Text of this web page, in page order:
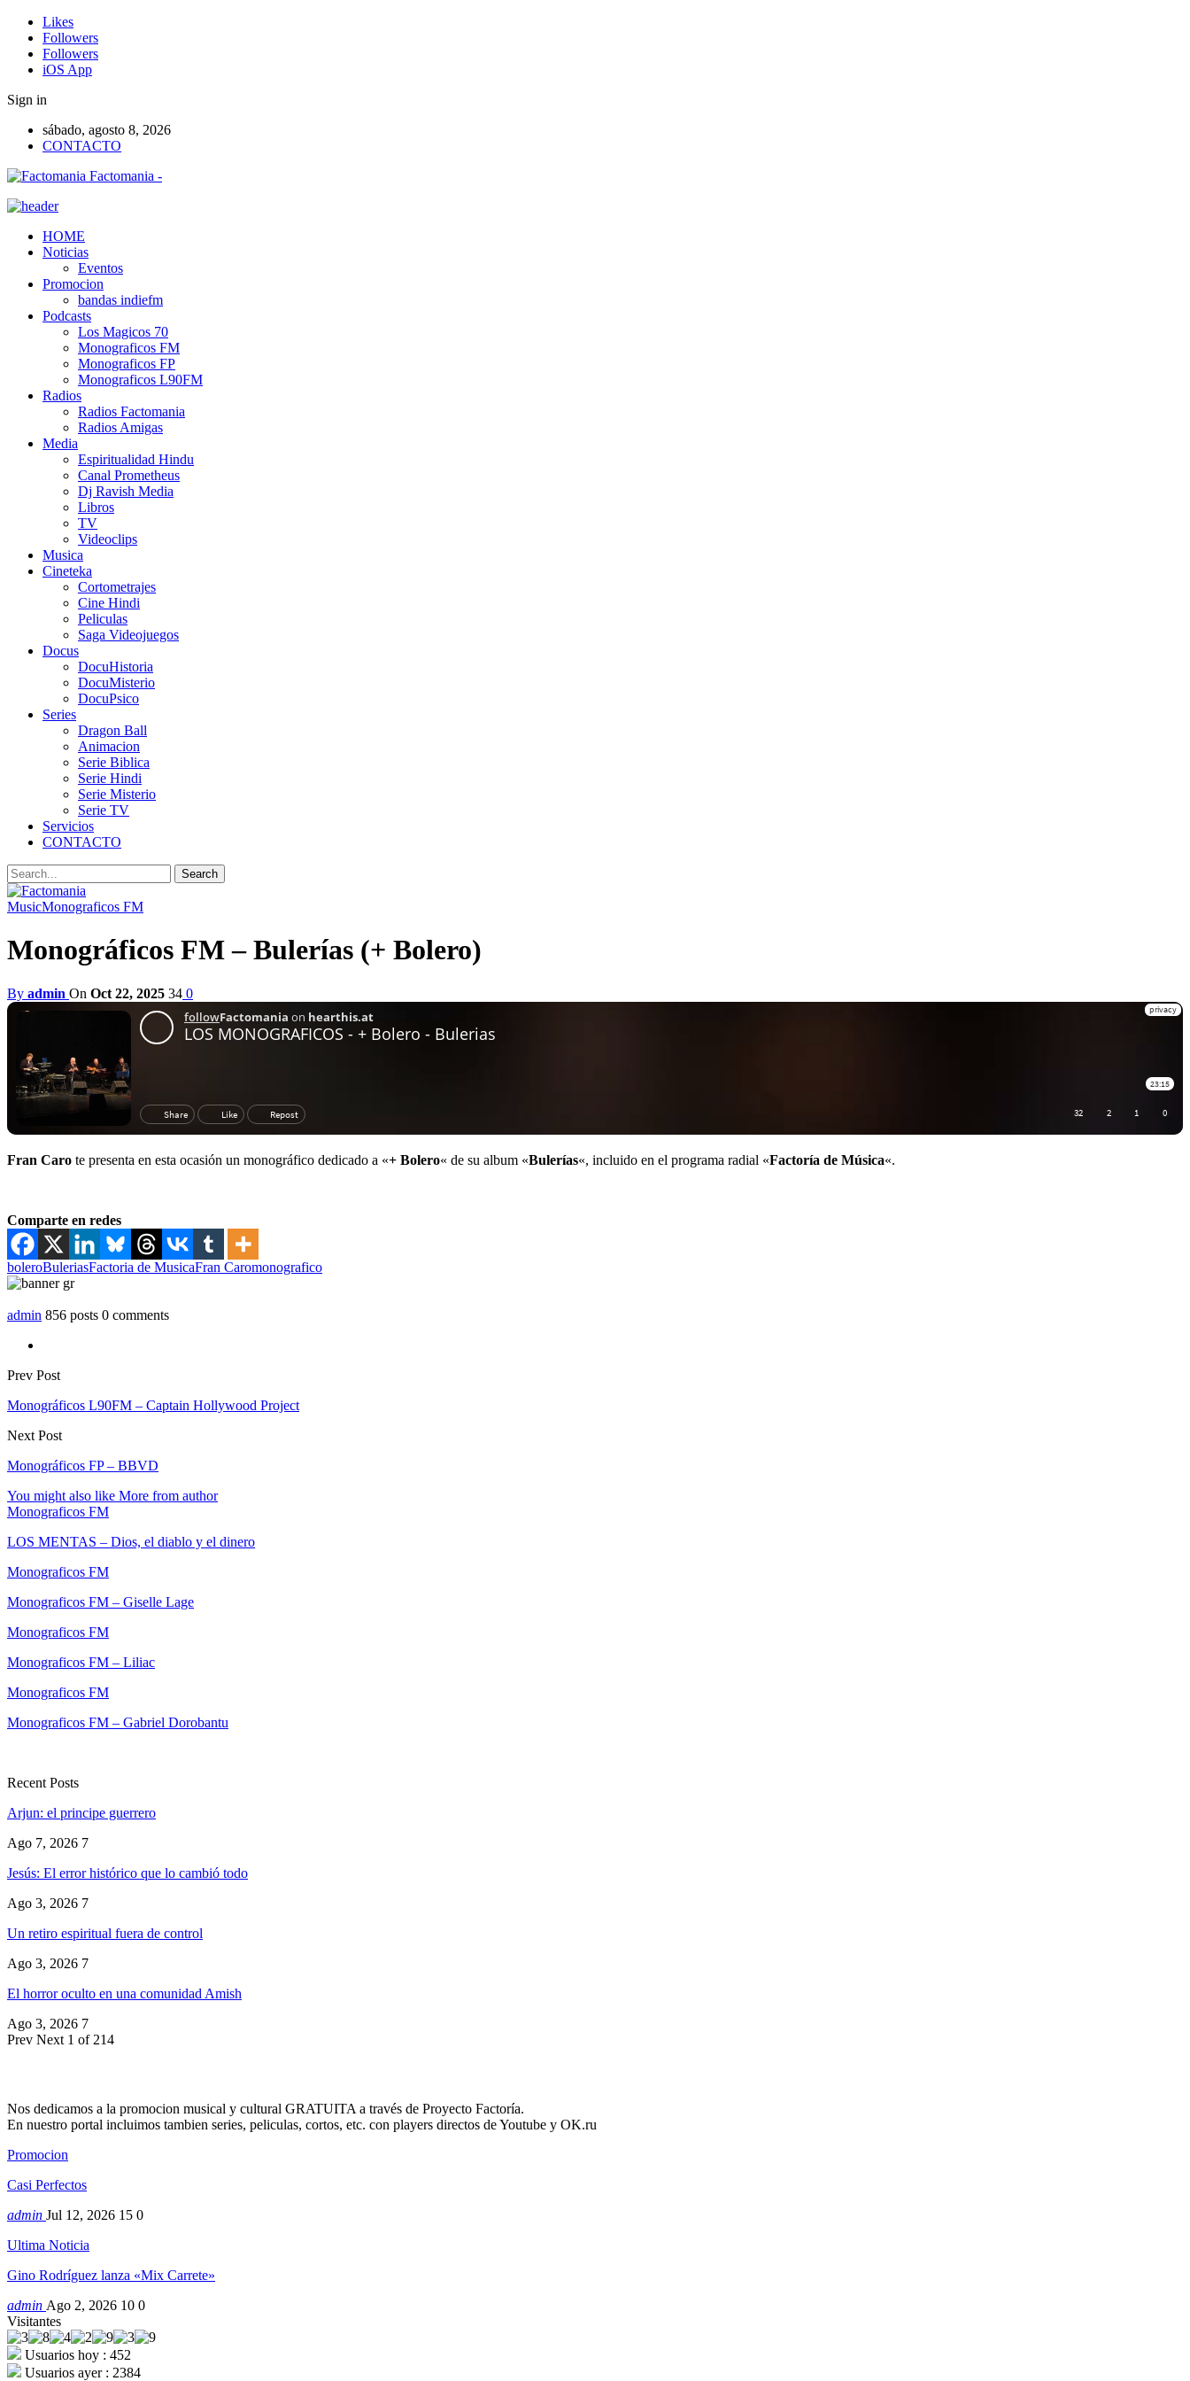
Likes
Followers
Followers
iOS App
Sign in
sábado, agosto 8, 2026
CONTACTO
Factomania -
HOME
Noticias
Eventos
Promocion
bandas indiefm
Podcasts
Los Magicos 70
Monograficos FM
Monograficos FP
Monograficos L90FM
Radios
Radios Factomania
Radios Amigas
Media
Espiritualidad Hindu
Canal Prometheus
Dj Ravish Media
Libros
TV
Videoclips
Musica
Cineteka
Cortometrajes
Cine Hindi
Peliculas
Saga Videojuegos
Docus
DocuHistoria
DocuMisterio
DocuPsico
Series
Dragon Ball
Animacion
Serie Biblica
Serie Hindi
Serie Misterio
Serie TV
Servicios
CONTACTO
MusicMonograficos FM
Monográficos FM – Bulerías (+ Bolero)
By admin On Oct 22, 2025 34 0
Fran Caro te presenta en esta ocasión un monográfico dedicado a «+ Bolero« de su album «Bulerías«, incluido en el programa radial «Factoría de Música«.
Comparte en redes
boleroBuleriasFactoria de MusicaFran Caromonografico
admin 856 posts 0 comments
Prev Post
Monográficos L90FM – Captain Hollywood Project
Next Post
Monográficos FP – BBVD
You might also like More from author
Monograficos FM
LOS MENTAS – Dios, el diablo y el dinero
Monograficos FM
Monograficos FM – Giselle Lage
Monograficos FM
Monograficos FM – Liliac
Monograficos FM
Monograficos FM – Gabriel Dorobantu
Recent Posts
Arjun: el principe guerrero
Ago 7, 2026 7
Jesús: El error histórico que lo cambió todo
Ago 3, 2026 7
Un retiro espiritual fuera de control
Ago 3, 2026 7
El horror oculto en una comunidad Amish
Ago 3, 2026 7
Prev Next 1 of 214
Nos dedicamos a la promocion musical y cultural GRATUITA a través de Proyecto Factoría.
En nuestro portal incluimos tambien series, peliculas, cortos, etc. con players directos de Youtube y OK.ru
Promocion
Casi Perfectos
admin Jul 12, 2026 15 0
Ultima Noticia
Gino Rodríguez lanza «Mix Carrete»
admin Ago 2, 2026 10 0
Visitantes
Usuarios hoy : 452
Usuarios ayer : 2384